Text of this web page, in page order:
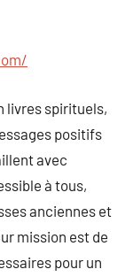
livres spirituels,
positifs
avec
à tous,
anciennes et
mission est de
pour un